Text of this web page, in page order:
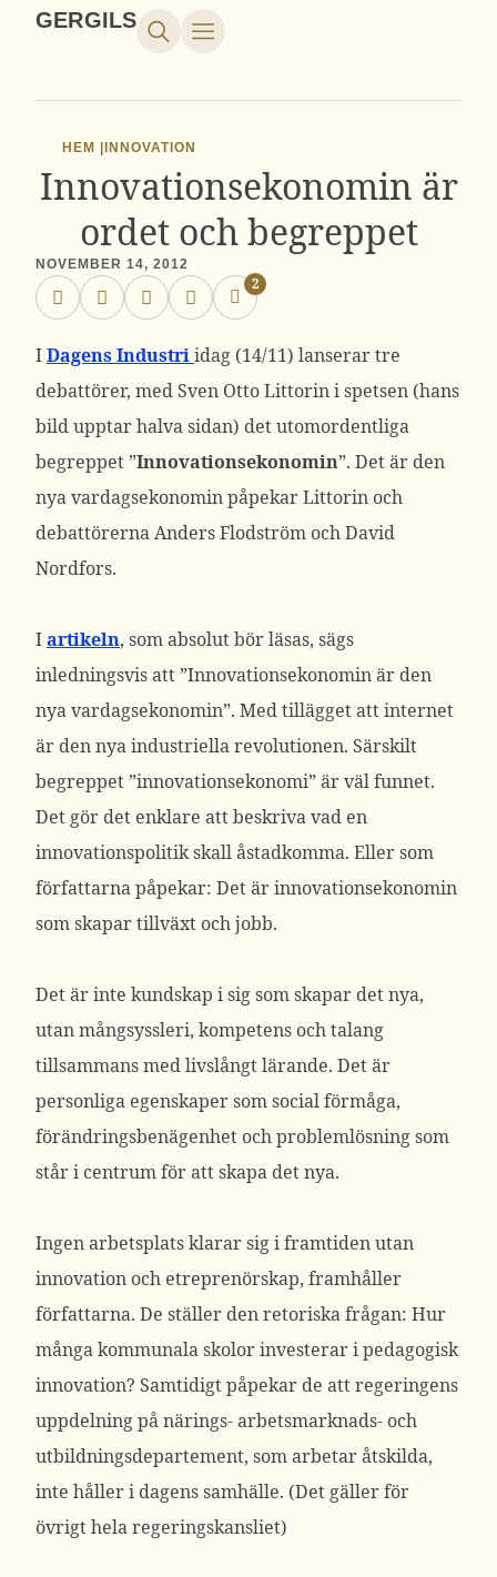
GERGILS
HEM | INNOVATION
Innovationsekonomin är
ordet och begreppet
NOVEMBER 14, 2012
2
IDagens Industriidag (14/11) lanserar tre
debattörer, med Sven Otto Littorin i spetsen (hans
bild upptar halva sidan) det utomordentliga
begreppet ”Innovationsekonomin”. Det är den
nya vardagsekonomin påpekar Littorin och
debattörerna Anders Flodström och David
Nordfors.
Iartikeln, som absolut bör läsas, sägs
inledningsvis att ”Innovationsekonomin är den
nya vardagsekonomin”. Med tillägget att internet
är den nya industriella revolutionen. Särskilt
begreppet ”innovationsekonomi” är väl funnet.
Det gör det enklare att beskriva vad en
innovationspolitik skall åstadkomma. Eller som
författarna påpekar: Det är innovationsekonomin
som skapar tillväxt och jobb.
Det är inte kundskap i sig som skapar det nya,
utan mångsyssleri, kompetens och talang
tillsammans med livslångt lärande. Det är
personliga egenskaper som social förmåga,
förändringsbenägenhet och problemlösning som
står i centrum för att skapa det nya.
Ingen arbetsplats klarar sig i framtiden utan
innovation och etreprenörskap, framhåller
författarna. De ställer den retoriska frågan: Hur
många kommunala skolor investerar i pedagogisk
innovation? Samtidigt påpekar de att regeringens
uppdelning på närings- arbetsmarknads- och
utbildningsdepartement, som arbetar åtskilda,
inte håller i dagens samhälle. (Det gäller för
övrigt hela regeringskansliet)